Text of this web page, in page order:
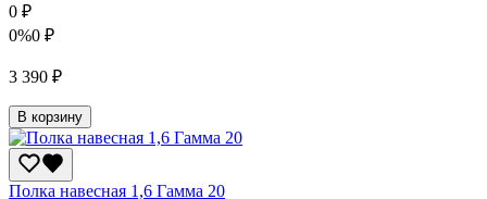
0 ₽
0%0 ₽
3 390 ₽
В корзину
Полка навесная 1,6 Гамма 20